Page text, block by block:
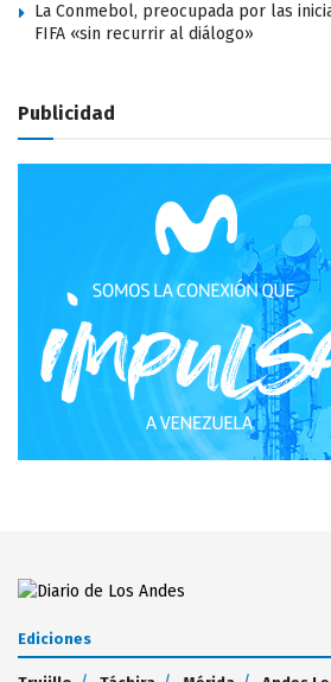
La Conmebol, preocupada por las
FIFA «sin recurrir al diálogo»
Publicidad
Ediciones